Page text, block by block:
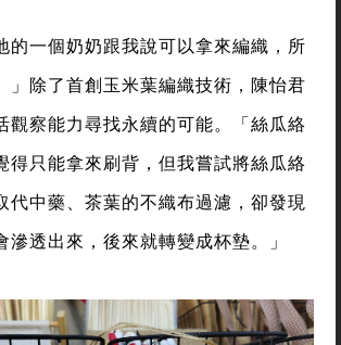
的一個奶奶跟我說可以拿來編織，所
」除了首創玉米葉編織技術，陳怡君
觀察能力尋找永續的可能。「絲瓜絡
得只能拿來刷背，但我嘗試將絲瓜絡
代中藥、茶葉的不織布過濾，卻發現
滲透出來，後來就轉變成杯墊。」